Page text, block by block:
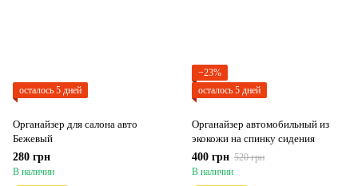
осталось 5 дней
Органайзер для салона авто
Бежевый
280 грн
В наличии
−23%
осталось 5 дней
Органайзер автомобильный из
экокожи на спинку сидения
400 грн 520 грн
В наличии